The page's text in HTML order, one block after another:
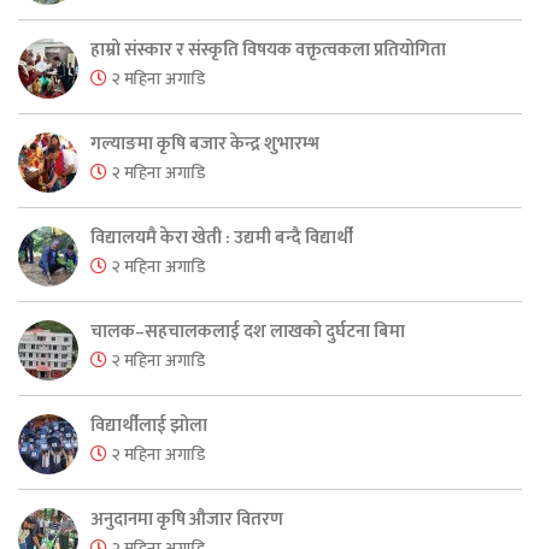
हाम्रो संस्कार र संस्कृति विषयक वक्तृत्वकला प्रतियोगिता
२ महिना अगाडि
गल्याङमा कृषि बजार केन्द्र शुभारम्भ
२ महिना अगाडि
विद्यालयमै केरा खेती : उद्यमी बन्दै विद्यार्थी
२ महिना अगाडि
चालक–सहचालकलाई दश लाखको दुर्घटना बिमा
२ महिना अगाडि
विद्यार्थीलाई झोला
२ महिना अगाडि
अनुदानमा कृषि औजार वितरण